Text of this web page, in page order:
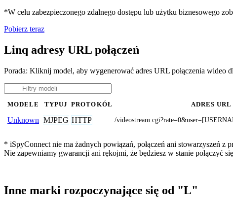
*W celu zabezpieczonego zdalnego dostępu lub użytku biznesowego
Pobierz teraz
Linq adresy URL połączeń
Porada: Kliknij model, aby wygenerować adres URL połączenia wideo
MODELE TYPUJ PROTOKÓŁ ADRES URL
Unknown MJPEG HTTP /
* iSpyConnect nie ma żadnych powiązań, połączeń ani stowarzyszeń z
Nie zapewniamy gwarancji ani rękojmi, że będziesz w stanie połączyć
Inne marki rozpoczynające się od "L"